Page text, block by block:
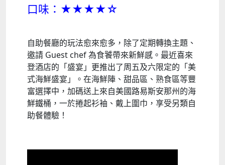
口味：★★★★☆
自助餐廳的玩法愈來愈多，除了定期轉換主題、
邀請 Guest chef 為食饕帶來新鮮感。最近喜來
登酒店的「盛宴」更推出了周五及六限定的「美
式海鮮盛宴」。在海鮮陣、甜品區、熟食區等豐
富選擇中，加碼送上來自美國路易斯安那州的海
鮮鐵桶，一於捲起衫袖、戴上圍巾，享受另類自
助餐體驗！